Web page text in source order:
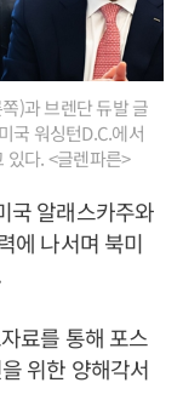
)과 브렌단 듀발 글
국 워싱턴D.C.에서
있다. <글렌파른>
국 알래스카주와
에 나서며 북미
료를 통해 포스
위한 양해각서